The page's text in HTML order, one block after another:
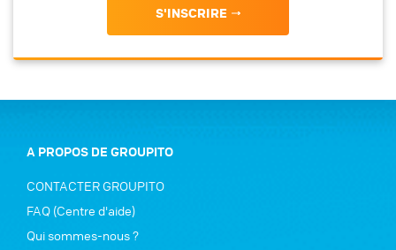
S'INSCRIRE
A PROPOS DE GROUPITO
CONTACTER GROUPITO
FAQ (Centre d'aide)
Qui sommes-nous ?